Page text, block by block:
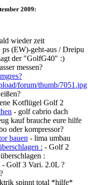
2009:
wieder zeit
(EW)-geht-aus / Dreipu
der "GolfG40" :)
messen?
forum/thumb/7051.jpg
Kotflügel Golf 2
- golf cabrio dach
kauf brauche eure hilfe
oder kompressor?
bauen - lima umbau
: - Golf 2
:
- Golf 3 Vari. 2.0L ?
spinnt total *hilfe*